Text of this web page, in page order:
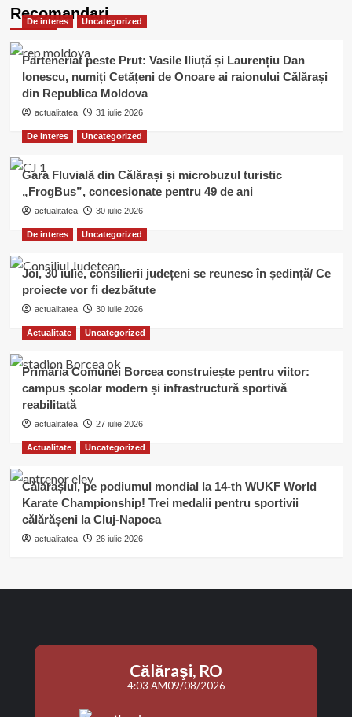
Recomandari
De interes Uncategorized
Parteneriat peste Prut: Vasile Iliuță și Laurențiu Dan
Ionescu, numiți Cetățeni de Onoare ai raionului Călărași
din Republica Moldova
actualitatea 31 iulie 2026
De interes Uncategorized
Gara Fluvială din Călărași și microbuzul turistic
„FrogBus”, concesionate pentru 49 de ani
actualitatea 30 iulie 2026
De interes Uncategorized
Joi, 30 iulie, consilierii județeni se reunesc în ședință/ Ce
proiecte vor fi dezbătute
actualitatea 30 iulie 2026
Actualitate Uncategorized
Primăria Comunei Borcea construiește pentru viitor:
campus școlar modern și infrastructură sportivă
reabilitată
actualitatea 27 iulie 2026
Actualitate Uncategorized
Călărașiul, pe podiumul mondial la 14-th WUKF World
Karate Championship! Trei medalii pentru sportivii
călărășeni la Cluj-Napoca
actualitatea 26 iulie 2026
Călăraşi, RO
4:03 AM09/08/2026